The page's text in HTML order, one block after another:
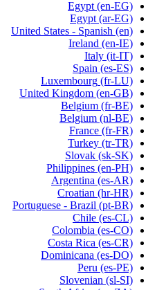
Egypt (en-EG)
Egypt (ar-EG)
United States - Spanish (en)
Ireland (en-IE)
Italy (it-IT)
Spain (es-ES)
Luxembourg (fr-LU)
United Kingdom (en-GB)
Belgium (fr-BE)
Belgium (nl-BE)
France (fr-FR)
Turkey (tr-TR)
Slovak (sk-SK)
Philippines (en-PH)
Argentina (es-AR)
Croatian (hr-HR)
Portuguese - Brazil (pt-BR)
Chile (es-CL)
Colombia (es-CO)
Costa Rica (es-CR)
Dominicana (es-DO)
Peru (es-PE)
Slovenian (sl-SI)